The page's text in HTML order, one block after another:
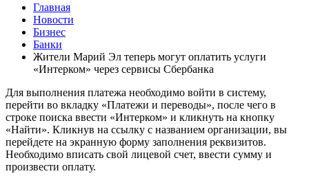
Главная
Новости
Бизнес
Банки
Жители Марий Эл теперь могут оплатить услуги
«Интерком» через сервисы Сбербанка
Для выполнения платежа необходимо войти в систему,
перейти во вкладку «Платежи и переводы», после чего в
строке поиска ввести «Интерком» и кликнуть на кнопку
«Найти». Кликнув на ссылку с названием организации, вы
перейдете на экранную форму заполнения реквизитов.
Необходимо вписать свой лицевой счет, ввести сумму и
произвести оплату.